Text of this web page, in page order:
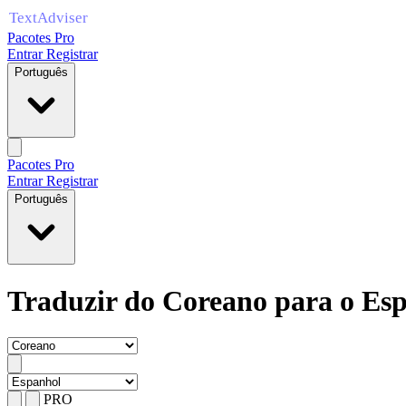
Pacotes Pro
EntrarRegistrar
Português
Pacotes Pro
EntrarRegistrar
Português
Traduzir do Coreano para o
PRO